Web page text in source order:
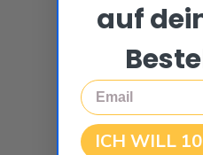
auf
Email
ICH WILL